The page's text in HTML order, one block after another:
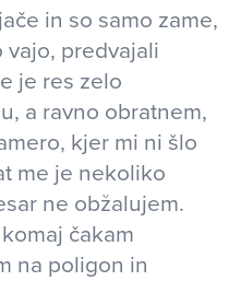
in so samo zame,
predvajali
je res zelo
a ravno obratnem,
kjer mi ni šlo
me je nekoliko
ne obžalujem.
čakam
na poligon in